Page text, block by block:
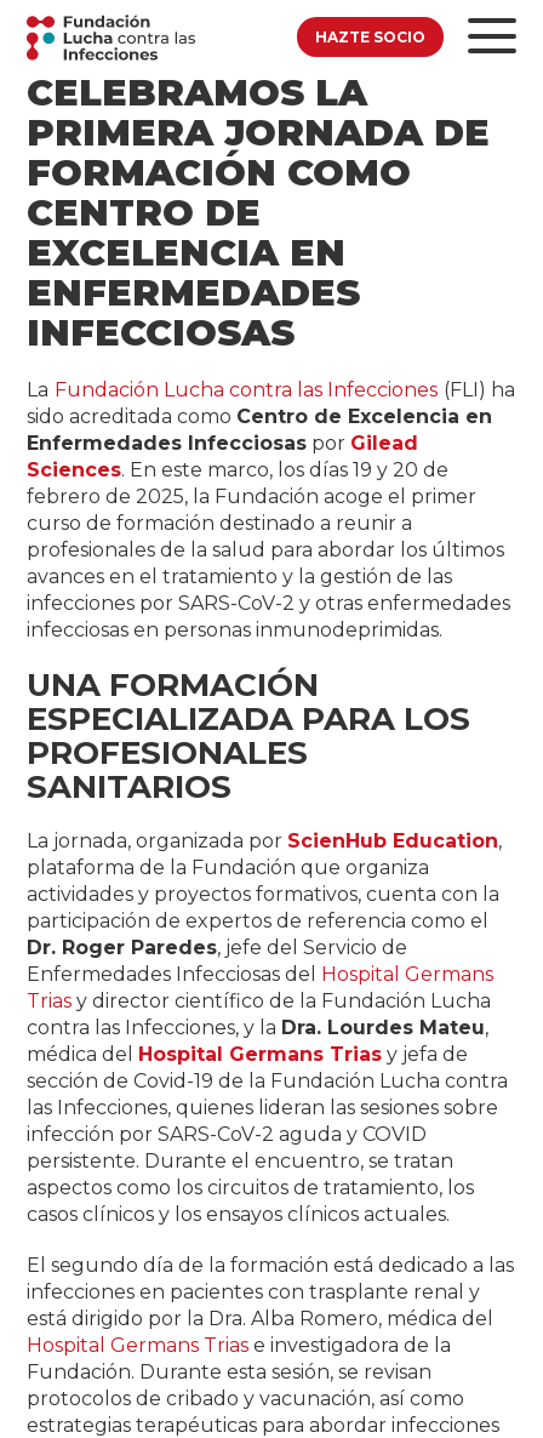
HAZTE SOCIO
CELEBRAMOS LA
PRIMERA JORNADA DE
FORMACIÓN COMO
CENTRO DE
EXCELENCIA EN
ENFERMEDADES
INFECCIOSAS
La Fundación Lucha contra las Infecciones (FLI) ha
sido acreditada como Centro de Excelencia en
Enfermedades Infecciosas por Gilead
Sciences. En este marco, los días 19 y 20 de
febrero de 2025, la Fundación acoge el primer
curso de formación destinado a reunir a
profesionales de la salud para abordar los últimos
avances en el tratamiento y la gestión de las
infecciones por SARS-CoV-2 y otras enfermedades
infecciosas en personas inmunodeprimidas.
UNA FORMACIÓN
ESPECIALIZADA PARA LOS
PROFESIONALES
SANITARIOS
La jornada, organizada por ScienHub Education,
plataforma de la Fundación que organiza
actividades y proyectos formativos, cuenta con la
participación de expertos de referencia como el
Dr. Roger Paredes, jefe del Servicio de
Enfermedades Infecciosas del Hospital Germans
Trias y director científico de la Fundación Lucha
contra las Infecciones, y la Dra. Lourdes Mateu,
médica del Hospital Germans Trias y jefa de
sección de Covid-19 de la Fundación Lucha contra
las Infecciones, quienes lideran las sesiones sobre
infección por SARS-CoV-2 aguda y COVID
persistente. Durante el encuentro, se tratan
aspectos como los circuitos de tratamiento, los
casos clínicos y los ensayos clínicos actuales.
El segundo día de la formación está dedicado a las
infecciones en pacientes con trasplante renal y
está dirigido por la Dra. Alba Romero, médica del
Hospital Germans Trias e investigadora de la
Fundación. Durante esta sesión, se revisan
protocolos de cribado y vacunación, así como
estrategias terapéuticas para abordar infecciones